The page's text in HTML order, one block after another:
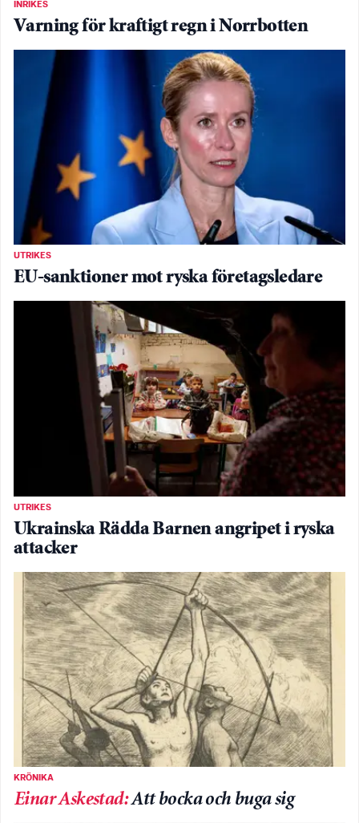
INRIKES
Varning för kraftigt regn i Norrbotten
UTRIKES
EU-sanktioner mot ryska företagsledare
UTRIKES
Ukrainska Rädda Barnen angripet i ryska
attacker
KRÖNIKA
Einar Askestad:Att bocka och buga sig